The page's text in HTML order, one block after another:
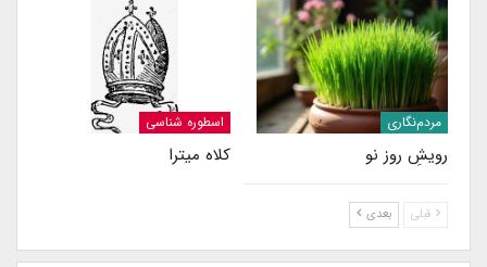
مردم‌نگاری
رویشِ روز نو
اسطوره شناسی
کلاه میترا
قبلی بعدی